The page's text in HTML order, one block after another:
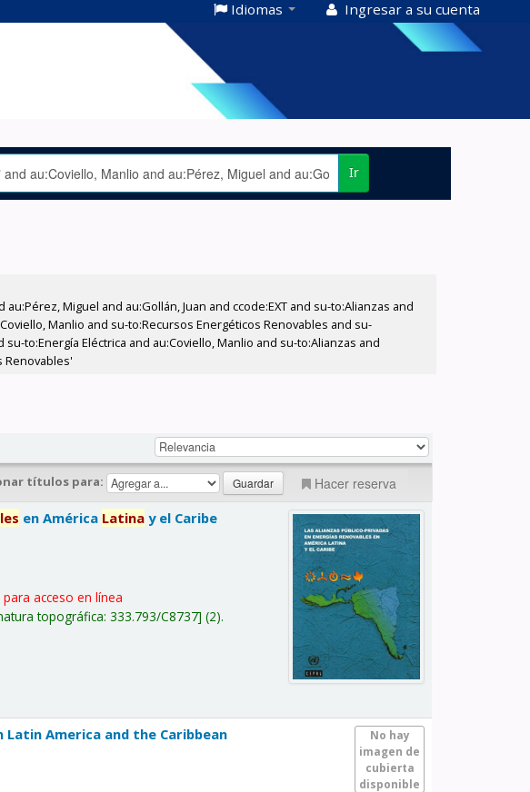
Idiomas Ingresar a su cuenta
Ir
au:Pérez, Miguel and au:Gollán, Juan and ccode:EXT and su-to:Alianzas and
Manlio and su-to:Recursos Energéticos Renovables and su-
to:Energía Eléctrica and au:Coviello, Manlio and su-to:Alianzas and
Renovables'
títulos para: Hacer reserva
en América Latina y el Caribe
para acceso en línea
topográfica:333.793/C8737 (2).
No hay
imagen de
cubierta
disponible
America and the Caribbean